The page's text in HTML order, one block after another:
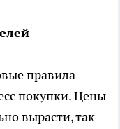
правила
покупки. Цены
вырасти, так